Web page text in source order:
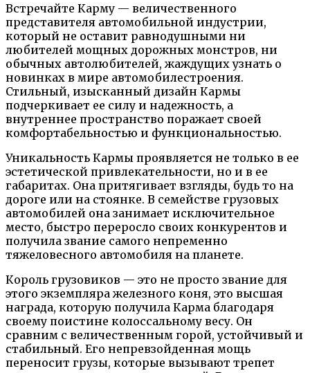
Встречайте Карму — величественного
представителя автомобильной индустрии,
который не оставит равнодушными ни
любителей мощных дорожных монстров, ни
обычных автолюбителей, жаждущих узнать о
новинках в мире автомобилестроения.
Стильный, изысканный дизайн Кармы
подчеркивает ее силу и надежность, а
внутреннее пространство поражает своей
комфортабельностью и функциональностью.
Уникальность Кармы проявляется не только в ее
эстетической привлекательности, но и в ее
габаритах. Она притягивает взгляды, будь то на
дороге или на стоянке. В семействе грузовых
автомобилей она занимает исключительное
место, быстро переросло своих конкурентов и
получила звание самого непременно
тяжеловесного автомобиля на планете.
Король грузовиков — это не просто звание для
этого экземпляра железного коня, это высшая
награда, которую получила Карма благодаря
своему поистине колоссальному весу. Он
сравним с величественным горой, устойчивый и
стабильный. Его непревзойденная мощь
переносит грузы, которые вызывают трепет